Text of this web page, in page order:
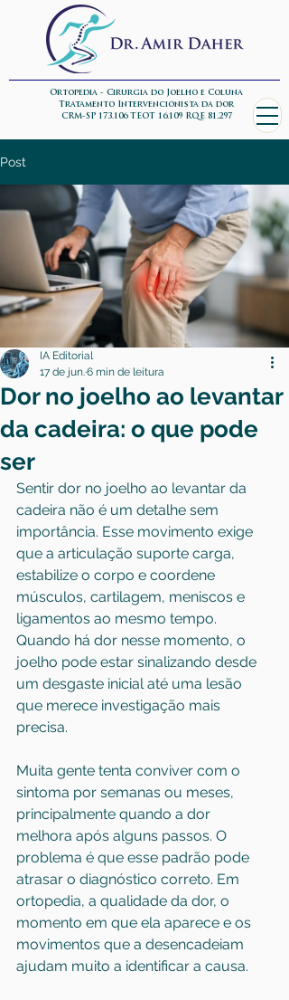
Ortopedia - Cirurgia do Joelho e Coluna
Tratamento Intervencionista da dor
CRM-SP 173.106 TEOT 16.109 RQE 81.297
Post
Dor no joelho ao levantar
da cadeira: o que pode
ser
IA Editorial
17 de jun.6 min de leitura
Sentir dor no joelho ao levantar da
cadeira não é um detalhe sem
importância. Esse movimento exige
que a articulação suporte carga,
estabilize o corpo e coordene
músculos, cartilagem, meniscos e
ligamentos ao mesmo tempo.
Quando há dor nesse momento, o
joelho pode estar sinalizando desde
um desgaste inicial até uma lesão
que merece investigação mais
precisa.
Muita gente tenta conviver com o
sintoma por semanas ou meses,
principalmente quando a dor
melhora após alguns passos. O
problema é que esse padrão pode
atrasar o diagnóstico correto. Em
ortopedia, a qualidade da dor, o
momento em que ela aparece e os
movimentos que a desencadeiam
ajudam muito a identificar a causa.